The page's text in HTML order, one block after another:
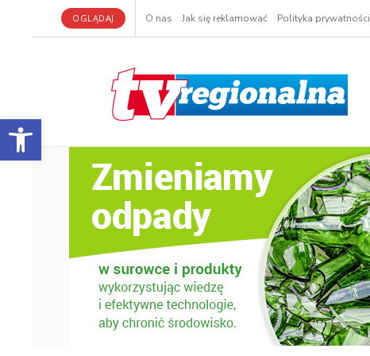
Otwórz pasek narzędzi
OGLĄDAJ O nas Jak się reklamować Polityka prywatności